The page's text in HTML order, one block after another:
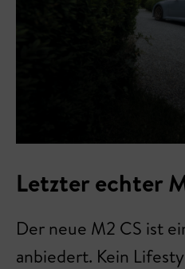
Letzter echter
Der neue M2 CS ist
anbiedert. Kein